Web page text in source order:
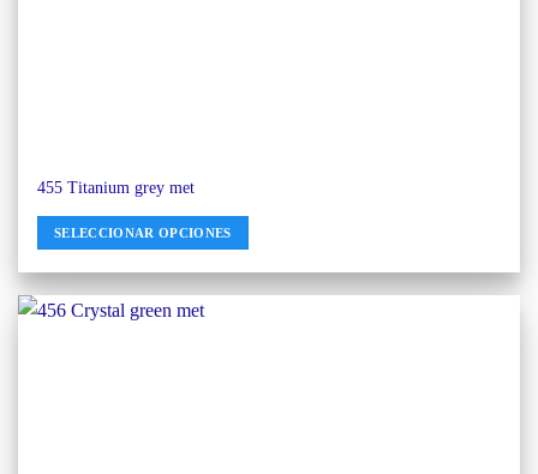
455 Titanium grey met
SELECCIONAR OPCIONES